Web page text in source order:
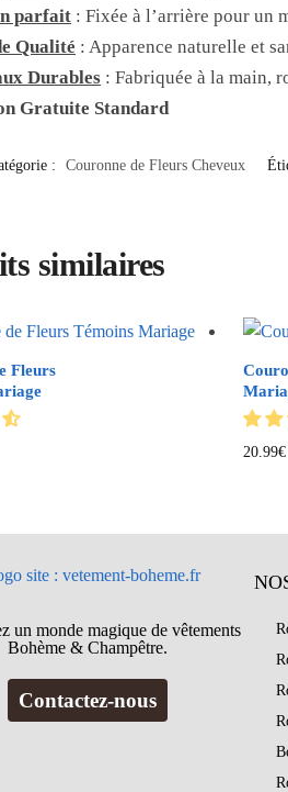
parfait : Fixée à l’arrière pour un
Qualité : Apparence naturelle et
Durables : Fabriquée à la main,
Gratuite Standard
: Couronne de Fleurs Cheveux
similaires
Fleurs
20.99€
un monde magique de vêtements
Bohème & Champêtre.
Contactez-nous